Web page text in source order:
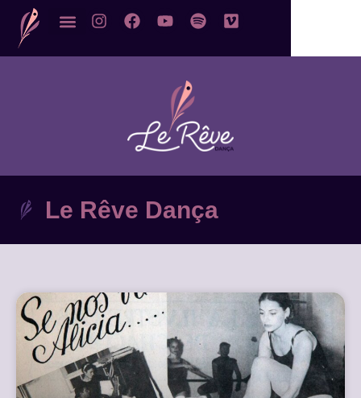
Le Rêve Dança